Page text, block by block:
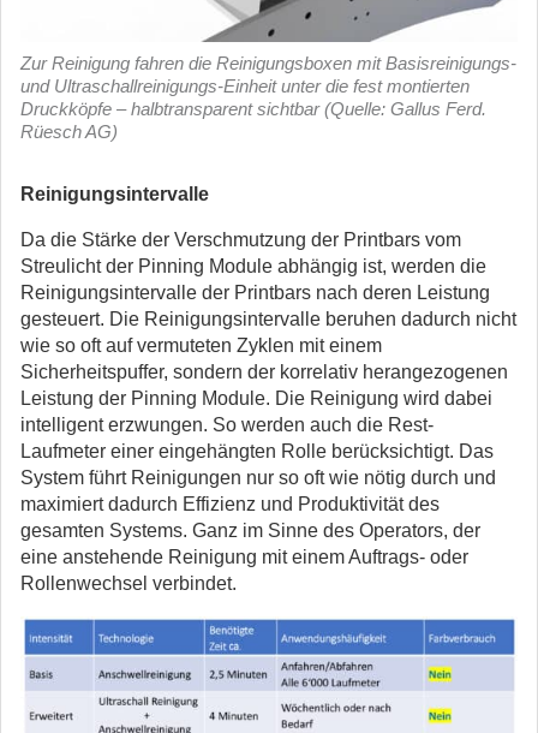
Zur Reinigung fahren die Reinigungsboxen mit Basisreinigungs-
und Ultraschallreinigungs-Einheit unter die fest montierten
Druckköpfe – halbtransparent sichtbar (Quelle: Gallus Ferd.
Rüesch AG)
Reinigungsintervalle
Da die Stärke der Verschmutzung der Printbars vom
Streulicht der Pinning Module abhängig ist, werden die
Reinigungsintervalle der Printbars nach deren Leistung
gesteuert. Die Reinigungsintervalle beruhen dadurch nicht
wie so oft auf vermuteten Zyklen mit einem
Sicherheitspuffer, sondern der korrelativ herangezogenen
Leistung der Pinning Module. Die Reinigung wird dabei
intelligent erzwungen. So werden auch die Rest-
Laufmeter einer eingehängten Rolle berücksichtigt. Das
System führt Reinigungen nur so oft wie nötig durch und
maximiert dadurch Effizienz und Produktivität des
gesamten Systems. Ganz im Sinne des Operators, der
eine anstehende Reinigung mit einem Auftrags- oder
Rollenwechsel verbindet.